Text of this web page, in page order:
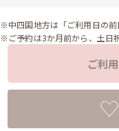
※中四国地方は「ご利用日の前
※ご予約は3か月前から、土日
ご利